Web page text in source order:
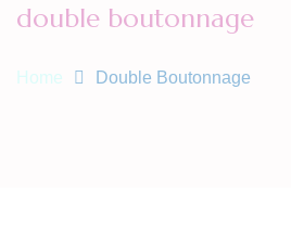
double boutonnage
Home Double Boutonnage